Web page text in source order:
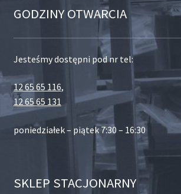
GODZINY OTWARCIA
Jesteśmy dostępni pod nr tel:
12 65 65 116,
12 65 65 131
poniedziałek – piątek 7:30 – 16:30
SKLEP STACJONARNY